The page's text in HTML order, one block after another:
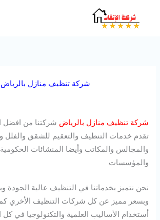
شركة تنظيف منازل بالرياض
شركة تنظيف منازل بالرياض شركتنا من افضل
تقدم خدمات التنظيف والتعقيم للشقق والفلل
والمجالس والمكاتب وأيضا المنشائات
والمؤسسات
نحن نتميز بخدماتنا في التنظيف عالية الجودة
وبسعر مميز عن كل شركات التنظيف الأخري
أستخدام الأساليب العلمية والتكنولوجيا في كل